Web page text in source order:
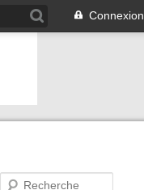
Connexion